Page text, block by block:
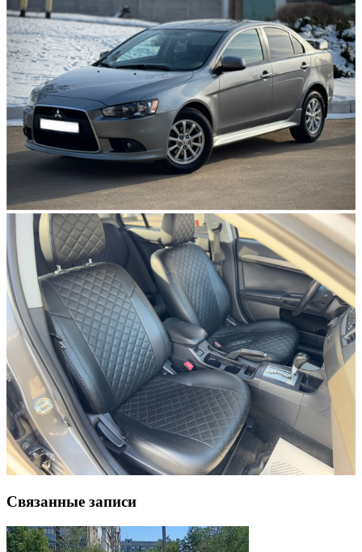
Связанные записи